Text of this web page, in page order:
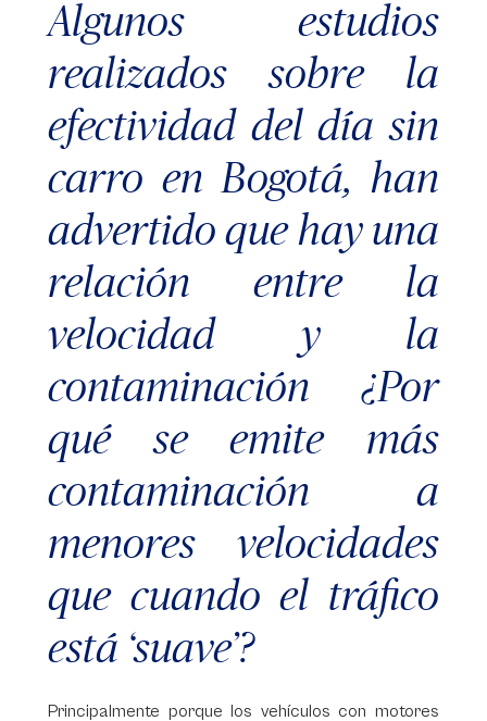
Algunos estudios
realizados sobre la
efectividad del día sin
carro en Bogotá, han
advertido que hay una
relación entre la
velocidad y la
contaminación ¿Por
qué se emite más
contaminación a
menores velocidades
que cuando el tráfico
está ‘suave’?
Principalmente porque los vehículos con motores